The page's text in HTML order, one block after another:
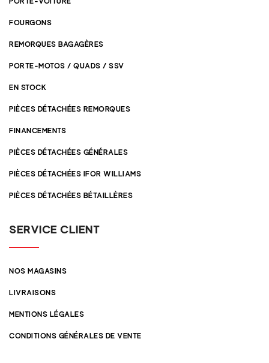
FOURGONS
REMORQUES BAGAGÈRES
PORTE-MOTOS / QUADS / SSV
EN STOCK
PIÈCES DÉTACHÉES REMORQUES
FINANCEMENTS
PIÈCES DÉTACHÉES GÉNÉRALES
PIÈCES DÉTACHÉES IFOR WILLIAMS
PIÈCES DÉTACHÉES BÉTAILLÈRES
SERVICE CLIENT
NOS MAGASINS
LIVRAISONS
MENTIONS LÉGALES
CONDITIONS GÉNÉRALES DE VENTE